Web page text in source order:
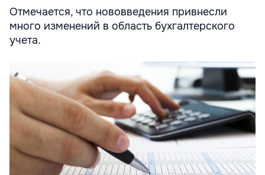
Отмечается, что нововведения привнесли
много изменений в область бухгалтерского
учета.